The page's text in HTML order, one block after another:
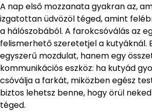
A nap első mozzanata gyakran az,
izgatottan üdvözöl téged, amint
a hálószobából. A farokcsóválás az
felismerhető szeretetjel a kutyáknál.
egyszerű mozdulat, hanem egy
kommunikációs eszköz: ha kutyád
csóválja a farkát, miközben egész
biztos lehetsz benne, hogy örül
téged.